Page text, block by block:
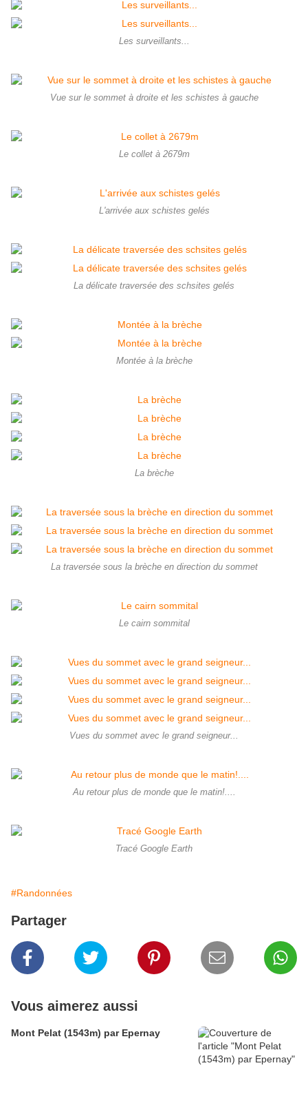
Les surveillants...
Vue sur le sommet à droite et les schistes à gauche
Le collet à 2679m
L'arrivée aux schistes gelés
La délicate traversée des schsites gelés
Montée à la brèche
La brèche
La traversée sous la brèche en direction du sommet
Le cairn sommital
Vues du sommet avec le grand seigneur...
Au retour plus de monde que le matin!....
Tracé Google Earth
#Randonnées
Partager
Vous aimerez aussi
Mont Pelat (1543m) par Epernay